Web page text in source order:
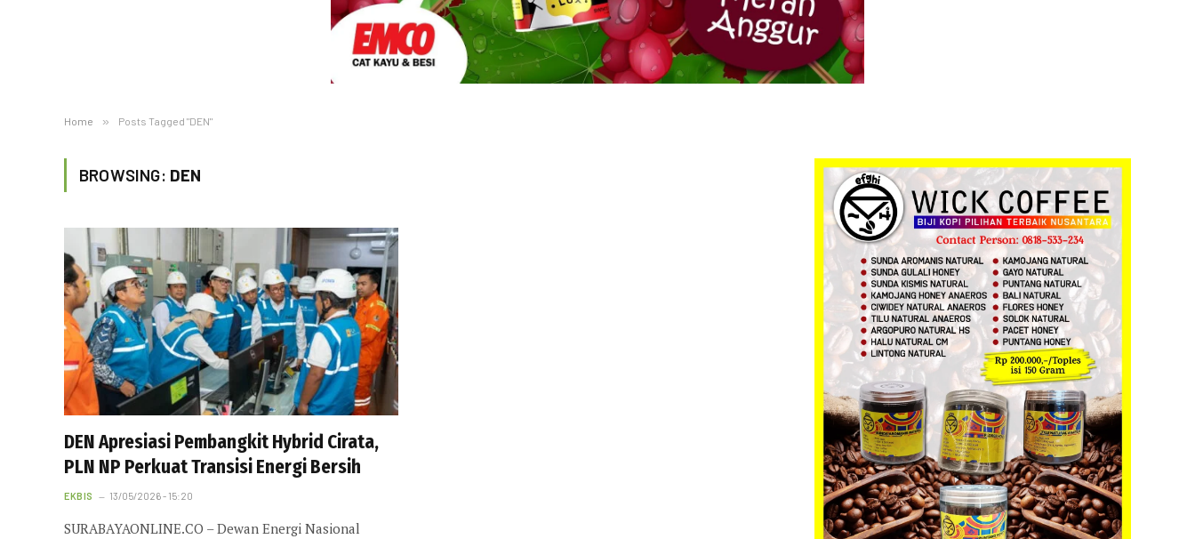
Home » Posts Tagged "DEN"
BROWSING: DEN
DEN Apresiasi Pembangkit Hybrid Cirata,
PLN NP Perkuat Transisi Energi Bersih
EKBIS 13/05/2026 - 15:20
SURABAYAONLINE.CO – Dewan Energi Nasional